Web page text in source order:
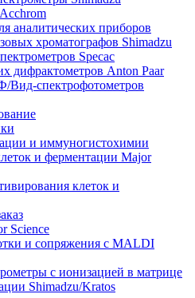
аналитических приборов
хроматографов Shimadzu
Specac
дифрактометров Anton Paar
Вид-спектрофотометров
и иммуногистохимии
и ферментации Major
клеток и
Science
и сопряжения с MALDI
с ионизацией в матрице
Shimadzu/Kratos